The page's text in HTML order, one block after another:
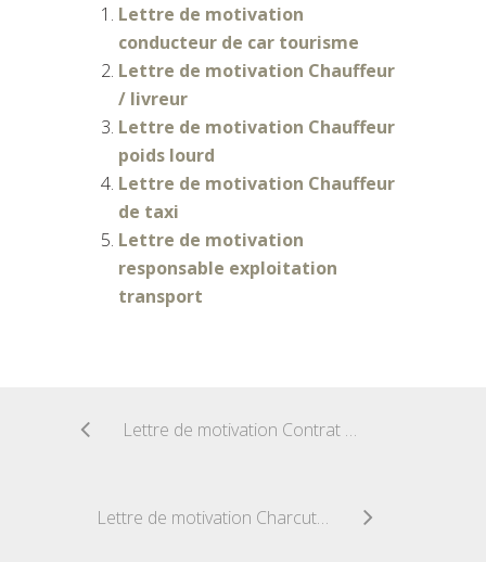
Lettre de motivation
conducteur de car tourisme
Lettre de motivation Chauffeur
/ livreur
Lettre de motivation Chauffeur
poids lourd
Lettre de motivation Chauffeur
de taxi
Lettre de motivation
responsable exploitation
transport
Lettre de motivation Contrat de Professionnalisation dans le Social
Lettre de motivation Charcutier